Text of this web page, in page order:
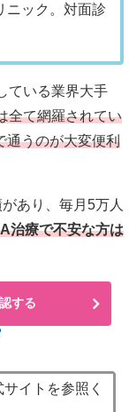
ニック。対面診
ている業界大手
全て網羅されてい
通うのが大変便利
あり、毎月5万人
治療で不安な方は
する
イトを参照く